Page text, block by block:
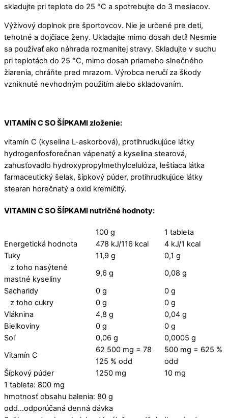
skladujte pri teplote do 25 °C a spotrebujte do 3 mesiacov.
Výživový doplnok pre športovcov. Nie je určené pre deti,
tehotné a dojčiace ženy. Ukladajte mimo dosah detí! Nesmie
sa používať ako náhrada rozmanitej stravy. Skladujte v suchu
pri teplotách do 25 °C, mimo dosah priameho slnečného
žiarenia, chráňte pred mrazom. Výrobca neručí za škody
vzniknuté nevhodným použitím alebo skladovaním.
VITAMÍN C SO ŠÍPKAMI zloženie:
vitamín C (kyselina L-askorbová), protihrudkujúce látky
hydrogenfosforečnan vápenatý a kyselina stearová,
zahusťovadlo hydroxypropylmethylcelulóza, leštiaca látka
farmaceutický šelak, šípkový púder, protihrudkujúce látky
stearan horečnatý a oxid kremičitý.
VITAMIN C SO ŠÍPKAMI nutričné hodnoty:
100 g
1 tableta
Energetická hodnota
478 kJ/116 kcal
4 kJ/1 kcal
Tuky
11,9 g
0,1 g
z toho nasýtené
mastné kyseliny
9,6 g
0,08 g
Sacharidy
0 g
0 g
z toho cukry
0 g
0 g
Vláknina
4,8 g
0,04 g
Bielkoviny
0 g
0 g
Soľ
0,06 g
0,0005 g
Vitamín C
62 500 mg = 78
125 % odd
500 mg = 625 %
odd
Šípkový púder
1250 mg
10 mg
1 tableta: 800 mg
hmotnosť obsahu balenia: 80 g
odd…odporúčaná denná dávka